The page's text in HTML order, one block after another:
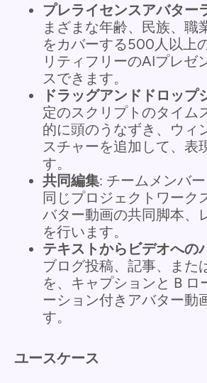
プレライセンスアバター
まざまな年齢、民族、職
をカバーする500人以上
リティフリーのAIプレゼ
スできます。
ドラッグアンドドロップ
定のスクリプトのタイム
的に頭のうなずき、ウィ
スチャーを追加して、表
す。
共同編集: チームメンバー
同じプロジェクトワーク
バター動画の共同脚本、
を行います。
テキストからビデオへの
ブログ投稿、記事、また
を、キャプションと B ロ
ーション付きアバター動
す。
ユースケース